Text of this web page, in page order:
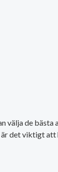
välja de bästa
det viktigt att